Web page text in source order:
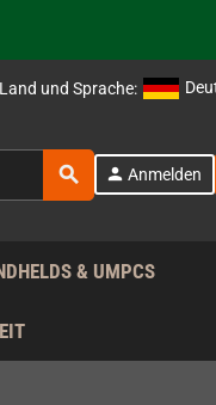
Land und Sprache:
search person Anmelden
& UMPCS